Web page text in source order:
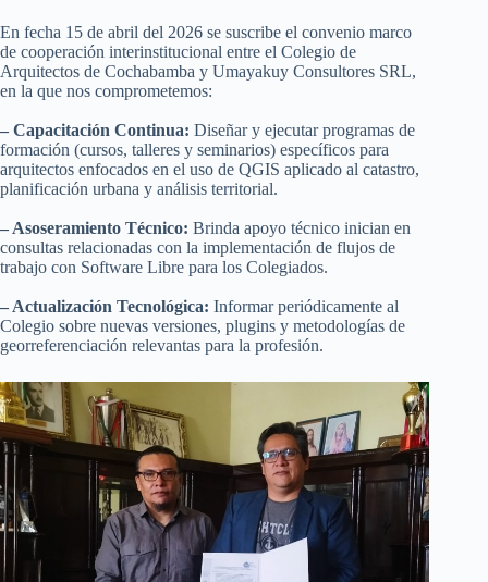
En fecha 15 de abril del 2026 se suscribe el convenio marco
de cooperación interinstitucional entre el Colegio de
Arquitectos de Cochabamba y Umayakuy Consultores SRL,
en la que nos comprometemos:
– Capacitación Continua: Diseñar y ejecutar programas de
formación (cursos, talleres y seminarios) específicos para
arquitectos enfocados en el uso de QGIS aplicado al catastro,
planificación urbana y análisis territorial.
– Asoseramiento Técnico: Brinda apoyo técnico inician en
consultas relacionadas con la implementación de flujos de
trabajo con Software Libre para los Colegiados.
– Actualización Tecnológica: Informar periódicamente al
Colegio sobre nuevas versiones, plugins y metodologías de
georreferenciación relevantas para la profesión.